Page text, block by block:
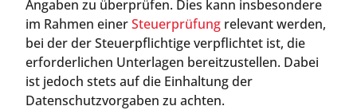
Angaben zu überprüfen. Dies kann insbesondere
im Rahmen einerSteuerprüfung relevant werden,
bei der der Steuerpflichtige verpflichtet ist, die
erforderlichen Unterlagen bereitzustellen. Dabei
ist jedoch stets auf die Einhaltung der
Datenschutzvorgaben zu achten.